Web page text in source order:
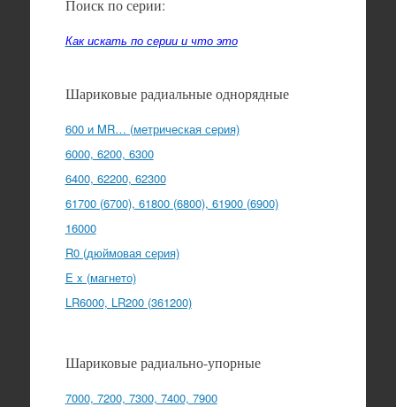
Поиск по серии:
Как искать по серии и что это
Шариковые радиальные однорядные
600 и MR… (метрическая серия)
6000, 6200, 6300
6400, 62200, 62300
61700 (6700), 61800 (6800), 61900 (6900)
16000
R0 (дюймовая серия)
E x (магнето)
LR6000, LR200 (361200)
Шариковые радиально-упорные
7000, 7200, 7300, 7400, 7900